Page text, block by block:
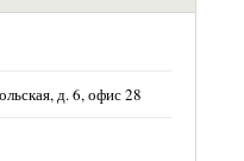
д. 6, офис 28